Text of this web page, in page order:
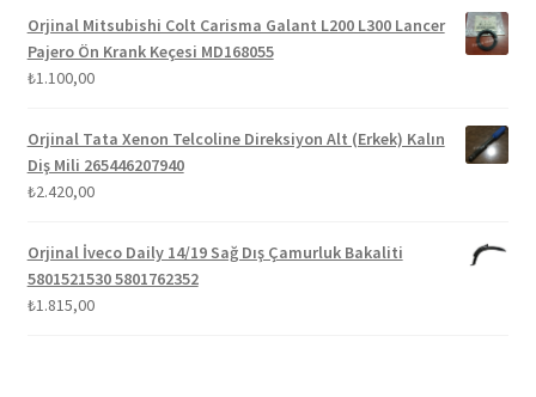
Orjinal Mitsubishi Colt Carisma Galant L200 L300 Lancer
Pajero Ön Krank Keçesi MD168055
₺1.100,00
Orjinal Tata Xenon Telcoline Direksiyon Alt (Erkek) Kalın
Diş Mili 265446207940
₺2.420,00
Orjinal İveco Daily 14/19 Sağ Dış Çamurluk Bakaliti
5801521530 5801762352
₺1.815,00